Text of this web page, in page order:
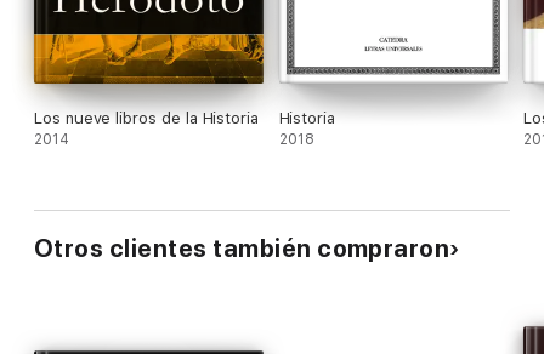
Los nueve libros de la Historia
2014
Historia
2018
Otros clientes también compraron